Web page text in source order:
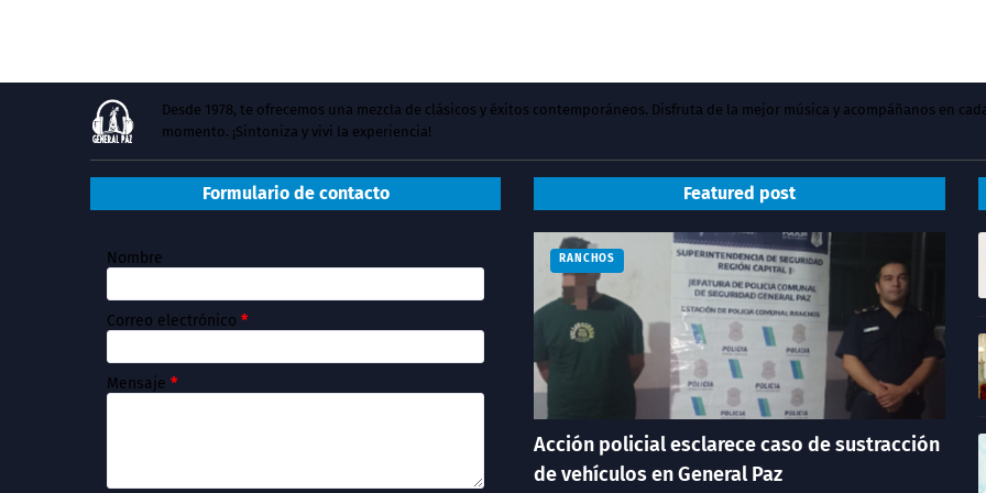
Desde 1978, te ofrecemos una mezcla de clásicos y éxitos contemporáneos. Disfruta de la mejor música y acompáñanos en
momento. ¡Sintoniza y vivi la experiencia!
Formulario de contacto
Nombre
Correo electrónico *
Mensaje *
Featured post
RANCHOS
Acción policial esclarece caso de sustracción
de vehículos en General Paz